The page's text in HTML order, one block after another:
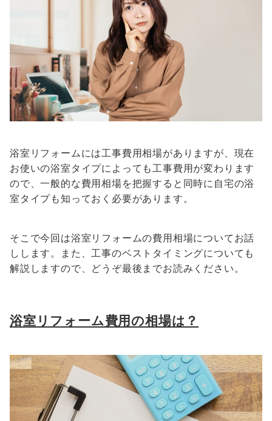
浴室リフォームには工事費用相場がありますが、現在
お使いの浴室タイプによっても工事費用が変わります
ので、一般的な費用相場を把握すると同時に自宅の浴
室タイプも知っておく必要があります。
そこで今回は浴室リフォームの費用相場についてお話
しします。また、工事のベストタイミングについても
解説しますので、どうぞ最後までお読みください。
浴室リフォーム費用の相場は？